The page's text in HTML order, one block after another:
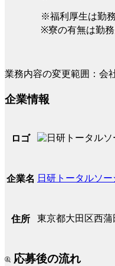
※福利厚生は勤
※寮の有無は勤務
業務内容の変更範囲：会
企業情報
ロゴ
企業名 日研トータルソ
住所 東京都大田区西蒲
応募後の流れ